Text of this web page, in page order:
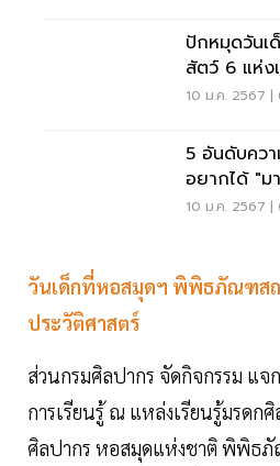
ปักหมุดวันเ
สัตว์ 6 แห่ง
10 ม.ค. 2567
5 อันดับคว
อยากได้ "ม
10 ม.ค. 2567
วันเด็กที่หอสมุดฯ พิพิธภัณฑส
ประวัติศาสตร์
ส่วนกรมศิลปากร จัดกิจกรรม แจ
การเรียนรู้ ณ แหล่งเรียนรู้มรดก
ศิลปากร หอสมุดแห่งชาติ พิพิธ